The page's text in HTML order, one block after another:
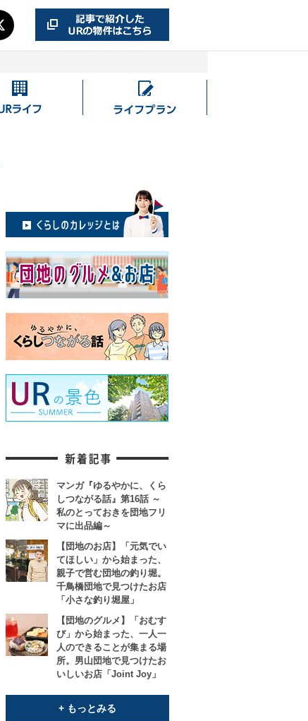
UR
ラ
ン
マンガ『ゆるやかに、くら
しつながる話』第16話 ～
私のとっておきを団地フリ
マに出品編～
【団地のお店】「元気でい
てほしい」から始まった、
親子で営む団地の釣り堀。
千鳥橋団地で見つけたお店
「小さな釣り堀屋」
【団地のグルメ】「おむす
び」から始まった、一人一
人のできることが集まる場
所。男山団地で見つけたお
いしいお店「Joint Joy」
+ もっとみる